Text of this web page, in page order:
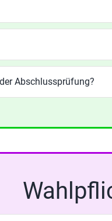
Abschlussprüfung?